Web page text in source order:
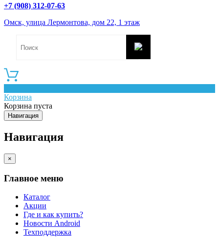
+7 (908) 312-07-63
Омск, улица Лермонтова, дом 22, 1 этаж
Корзина
Корзина пуста
Навигация
Навигация
×
Главное меню
Каталог
Акции
Где и как купить?
Новости Android
Техподдержка